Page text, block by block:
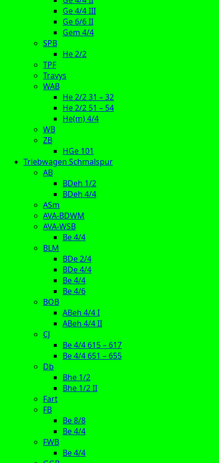
Ge 4/4 III
Ge 6/6 II
Gem 4/4
SPB
He 2/2
TPF
Travys
WAB
He 2/2 31 – 32
He 2/2 51 – 54
He(m) 4/4
WB
ZB
HGe 101
Triebwagen Schmalspur
AB
BDeh 1/2
BDeh 4/4
ASm
AVA-BDWM
AVA-WSB
Be 4/4
BLM
BDe 2/4
BDe 4/4
Be 4/4
Be 4/6
BOB
ABeh 4/4 I
ABeh 4/4 II
CJ
Be 4/4 615 – 617
Be 4/4 651 – 655
Db
Bhe 1/2
Bhe 1/2 II
Fart
FB
Be 8/8
Be 4/4
FWB
Be 4/4